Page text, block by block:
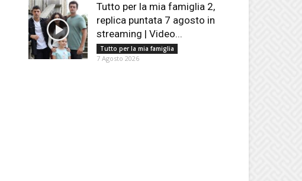
Tutto per la mia famiglia 2,
replica puntata 7 agosto in
streaming | Video...
Tutto per la mia famiglia
7 Agosto 2026